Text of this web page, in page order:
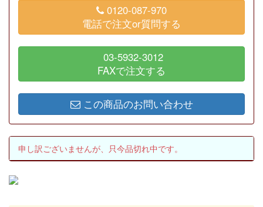
0120-087-970
電話で注文or質問する
03-5932-3012
FAXで注文する
この商品のお問い合わせ
申し訳ございませんが、只今品切れ中です。